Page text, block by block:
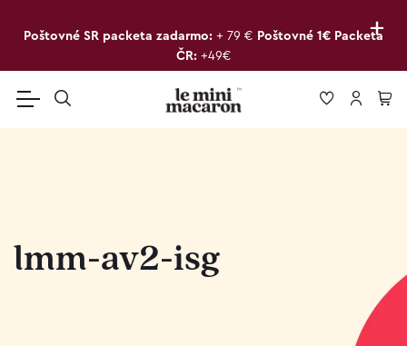
+
Poštovné SR packeta zadarmo: + 79 € Poštovné 1€ Packeta
ČR: +49€
lmm-av2-isg